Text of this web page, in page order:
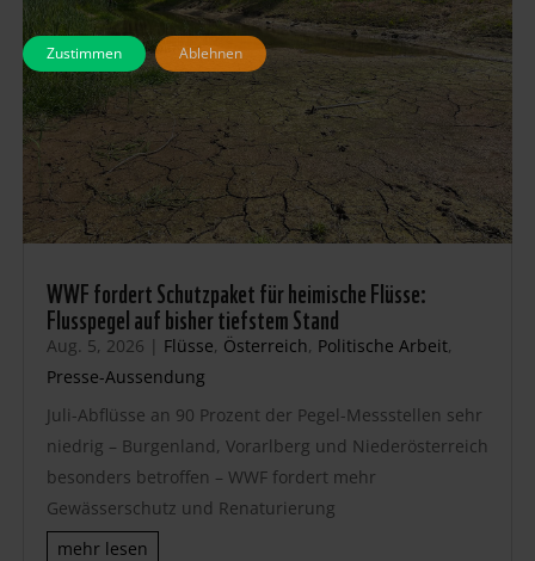
WWF fordert Schutzpaket für heimische Flüsse:
Flusspegel auf bisher tiefstem Stand
Aug. 5, 2026 | Flüsse, Österreich, Politische Arbeit,
Presse-Aussendung
Juli-Abflüsse an 90 Prozent der Pegel-Messstellen sehr
niedrig – Burgenland, Vorarlberg und Niederösterreich
besonders betroffen – WWF fordert mehr
Gewässerschutz und Renaturierung
mehr lesen
Zustimmen Ablehnen